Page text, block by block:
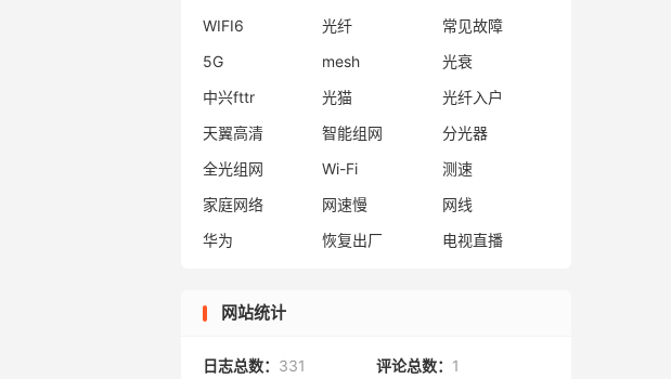
WIFI6
光纤
常见故障
5G
mesh
光衰
中兴fttr
光猫
光纤入户
天翼高清
智能组网
分光器
全光组网
Wi-Fi
测速
家庭网络
网速慢
网线
华为
恢复出厂 电视直播
网站统计
日志总数： 331 评论总数： 1